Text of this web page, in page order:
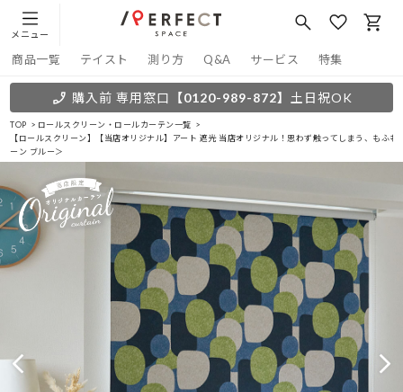
メニュー
商品一覧 テイスト 測り方 Q&A サービス 特集
購入前 専用窓口 【0120-989-872】 土日祝OK
TOP
ロールスクリーン・ロールカーテン一覧
【ロールスクリーン】【当店オリジナル】アート 遮光 当店オリジナル！思わず触ってしまう、もふ
ーン ブルー＞